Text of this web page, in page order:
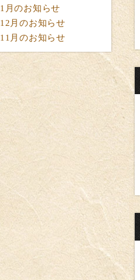
1月のお知らせ
12月のお知らせ
11月のお知らせ